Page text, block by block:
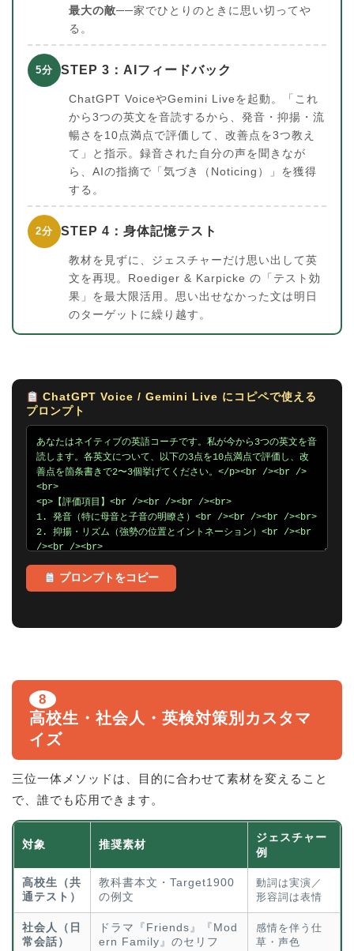
最大の敵──家でひとりのときに思い切ってや
る。
5分 STEP 3：AIフィードバック
ChatGPT VoiceやGemini Liveを起動。「これ
から3つの英文を音読するから、発音・抑揚・流
暢さを10点満点で評価して、改善点を3つ教え
て」と指示。録音された自分の声を聞きなが
ら、AIの指摘で「気づき（Noticing）」を獲得
する。
2分 STEP 4：身体記憶テスト
教材を見ずに、ジェスチャーだけ思い出して英
文を再現。Roediger & Karpicke の「テスト効
果」を最大限活用。思い出せなかった文は明日
のターゲットに繰り越す。
ChatGPT Voice / Gemini Live にコピペで使える
プロンプト
プロンプトをコピー
8
高校生・社会人・英検対策別カスタマ
イズ
三位一体メソッドは、目的に合わせて素材を変えること
で、誰でも応用できます。
対象 推奨素材
ジェスチャー
例
高校生（共
通テスト）
教科書本文・Target1900
の例文
動詞は実演／
形容詞は表情
社会人（日
常会話）
ドラマ『Friends』『Mod
ern Family』のセリフ
感情を伴う仕
草・声色